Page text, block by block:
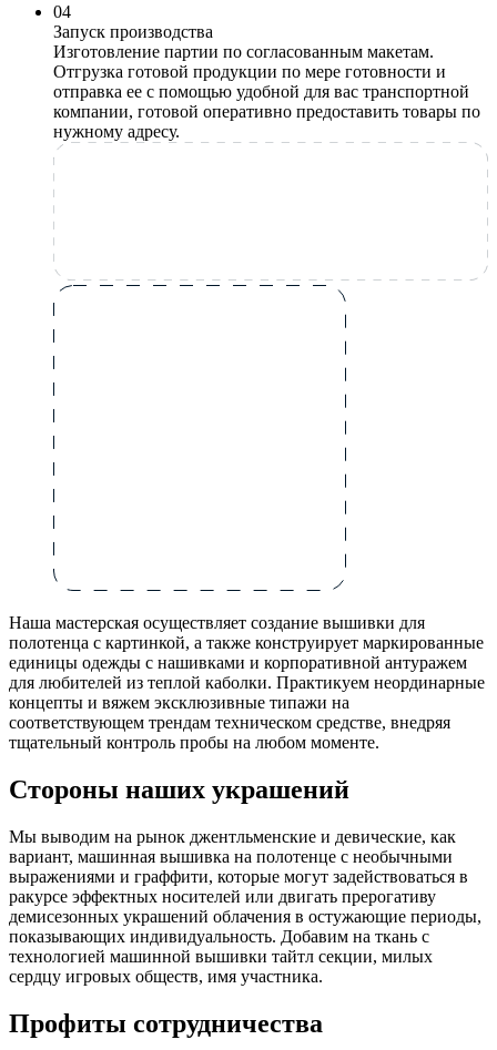
04
Запуск производства
Изготовление партии по согласованным макетам.
Отгрузка готовой продукции по мере готовности и
отправка ее с помощью удобной для вас транспортной
компании, готовой оперативно предоставить товары по
нужному адресу.
Наша мастерская осуществляет создание вышивки для
полотенца с картинкой, а также конструирует маркированные
единицы одежды с нашивками и корпоративной антуражем
для любителей из теплой каболки. Практикуем неординарные
концепты и вяжем эксклюзивные типажи на
соответствующем трендам техническом средстве, внедряя
тщательный контроль пробы на любом моменте.
Стороны наших украшений
Мы выводим на рынок джентльменские и девические, как
вариант, машинная вышивка на полотенце с необычными
выражениями и граффити, которые могут задействоваться в
ракурсе эффектных носителей или двигать прерогативу
демисезонных украшений облачения в остужающие периоды,
показывающих индивидуальность. Добавим на ткань с
технологией машинной вышивки тайтл секции, милых
сердцу игровых обществ, имя участника.
Профиты сотрудничества